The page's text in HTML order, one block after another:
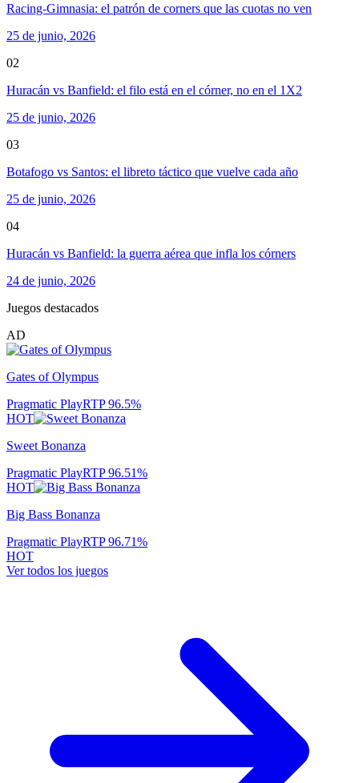
Racing-Gimnasia: el patrón de corners que las cuotas no ven
25 de junio, 2026
02
Huracán vs Banfield: el filo está en el córner, no en el 1X2
25 de junio, 2026
03
Botafogo vs Santos: el libreto táctico que vuelve cada año
25 de junio, 2026
04
Huracán vs Banfield: la guerra aérea que infla los córners
24 de junio, 2026
Juegos destacados
AD
Gates of Olympus
Pragmatic PlayRTP96.5%
HOT
Sweet Bonanza
Pragmatic PlayRTP96.51%
HOT
Big Bass Bonanza
Pragmatic PlayRTP96.71%
HOT
Ver todos los juegos